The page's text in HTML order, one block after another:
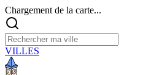
Chargement de la carte...
VILLES